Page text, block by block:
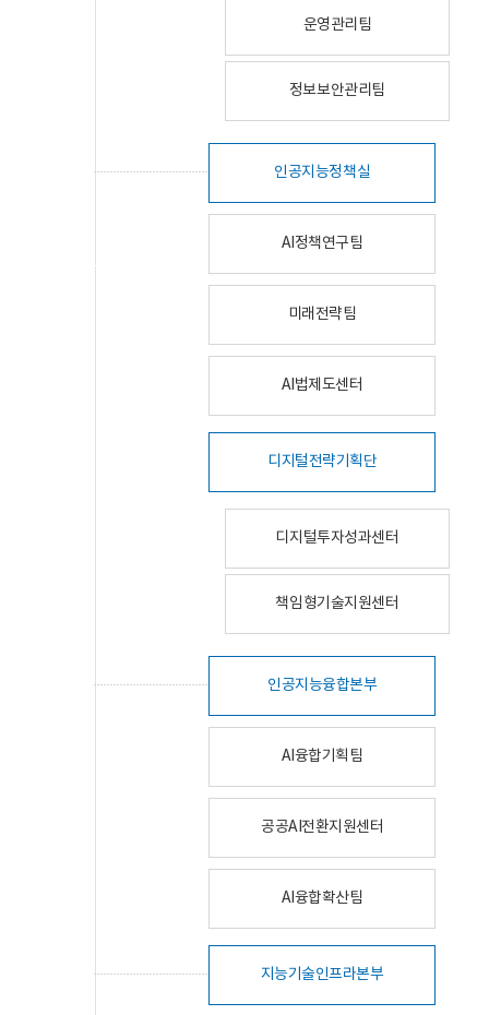
운영관리팀
정보보안관리팀
인공지능정책실
AI정책연구팀
미래전략팀
AI법제도센터
디지털전략기획단
디지털투자성과센터
책임형기술지원센터
인공지능융합본부
AI융합기획팀
공공AI전환지원센터
AI융합확산팀
지능기술인프라본부